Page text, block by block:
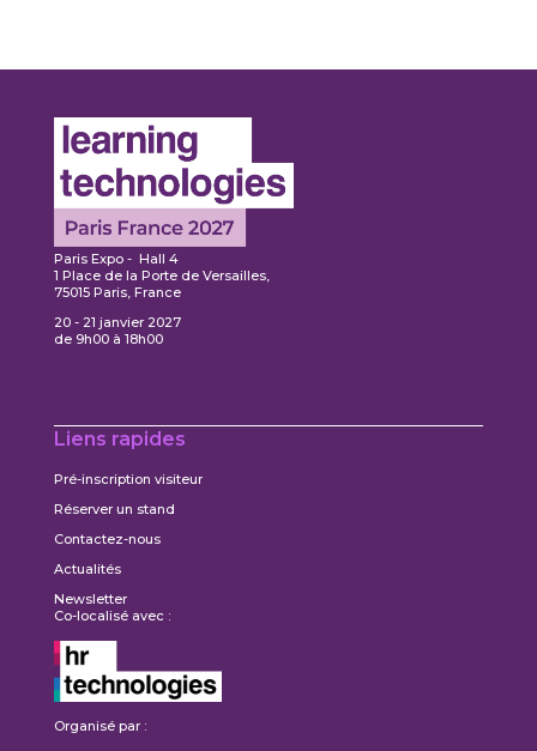
Paris Expo - Hall 4
1 Place de la Porte de Versailles,
75015 Paris, France
20 - 21 janvier 2027
de 9h00 à 18h00
Liens rapides
Pré-inscription visiteur
Réserver un stand
Contactez-nous
Actualités
Newsletter
Co-localisé avec :
Organisé par :